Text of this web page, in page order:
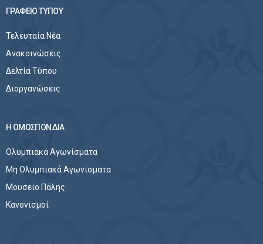
ΓΡΑΦΕΙΟ ΤΥΠΟΥ
Τελευταία Νέα
Ανακοινώσεις
Δελτία Τύπου
Διοργανώσεις
Η ΟΜΟΣΠΟΝΔΙΑ
Ολυμπιακά Αγωνίσματα
Μη Ολυμπιακά Αγωνίσματα
Μουσείο Πάλης
Κανονισμοί